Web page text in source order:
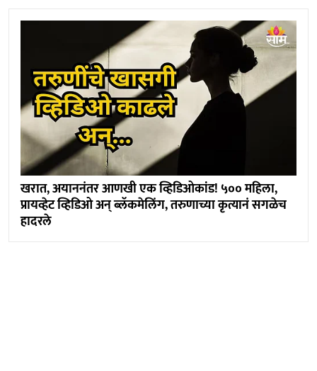
खरात, अयाननंतर आणखी एक व्हिडिओकांड! ५०० महिला,
प्रायव्हेट व्हिडिओ अन् ब्लॅकमेलिंग, तरुणाच्या कृत्यानं सगळेच
हादरले